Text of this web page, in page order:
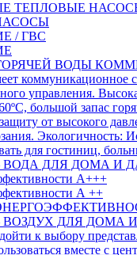
ТЕПЛОВЫЕ
/ ГВС
ВОДЫ
коммуникационное
управления.
большой запас
от высокого
для гостиниц,
ДЛЯ ДОМА И
А+++
А ++
ДЛЯ ДОМА
к выбору
вместе с